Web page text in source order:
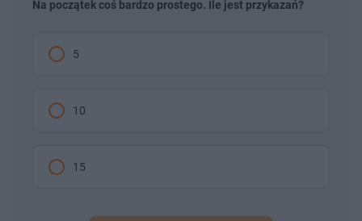
Na początek coś bardzo prostego. Ile jest przykazań?
5
10
15